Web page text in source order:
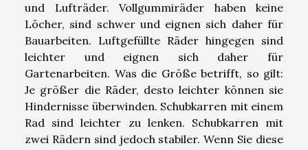
und Lufträder. Vollgummiräder haben keine
Löcher, sind schwer und eignen sich daher für
Bauarbeiten. Luftgefüllte Räder hingegen sind
leichter und eignen sich daher für
Gartenarbeiten. Was die Größe betrifft, so gilt:
Je größer die Räder, desto leichter können sie
Hindernisse überwinden. Schubkarren mit einem
Rad sind leichter zu lenken. Schubkarren mit
zwei Rädern sind jedoch stabiler. Wenn Sie diese